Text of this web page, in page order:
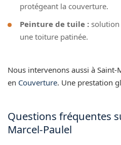
protégeant la couverture.
Peinture de tuile :
une toiture patinée.
Nous intervenons aussi à Saint-
en Couverture. Une prestation
Questions fréquentes
Marcel-Paulel